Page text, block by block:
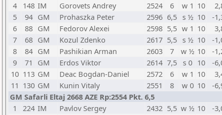
4
148 IM Gorovets Andrey 2524 6 w 1 10
5
94 GM Prohaszka Peter 2596 6,5 s ½ 10
-
6
88 GM Fedorov Alexei 2598 5,5 w 1 10
7
68 GM Kozul Zdenko 2617 5,5 s ½ 10
-
8
84 GM Pashikian Arman 2603 7 w ½ 10
-
9
71 GM Erdos Viktor 2614 7,5 s 0 10
-
10 113 GM Deac Bogdan-Daniel 2572 6 w 1 10
11 130 GM Kunin Vitaly 2551 8 w 0 10
-
GM Safarli Eltaj 2668 AZE Rp:2554 Pkt. 6,5
1
224 IM Pavlov Sergey 2432 5,5 w ½ 10
-